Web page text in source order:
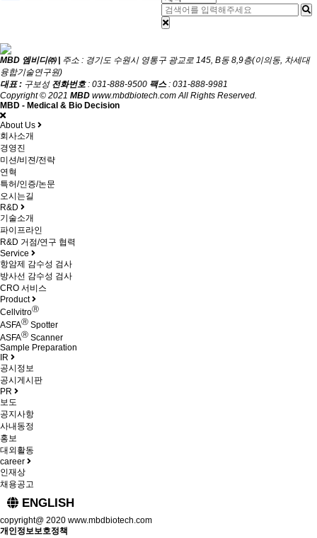
MBD 엠비디㈜ |
주소 : 경기도 수원시 영통구 광교로 145, B동 8,9층(이의동, 차세대
융합기술연구원)
대표 : 구보성 전화번호: 031-888-9500 팩스: 031-888-9981
Copyright © 2021 MBD www.mbdbiotech.com All Rights Reserved.
MBD - Medical & Bio Decision
About Us
회사소개
경영진
미션/비젼/전략
연혁
특허/인증/논문
오시는길
R&D
기술소개
파이프라인
R&D 거점/연구 협력
Service
항암제 감수성 검사
방사선 감수성 검사
CRO 서비스
Product
CellvitroⓇ
ASFAⓇ Spotter
ASFAⓇ Scanner
Sample Preparation
IR
공시정보
공시게시판
PR
보도
공지사항
사내동정
홍보
대외활동
career
인재상
채용공고
ENGLISH
copyright@ 2020 www.mbdbiotech.com
개인정보보호정책